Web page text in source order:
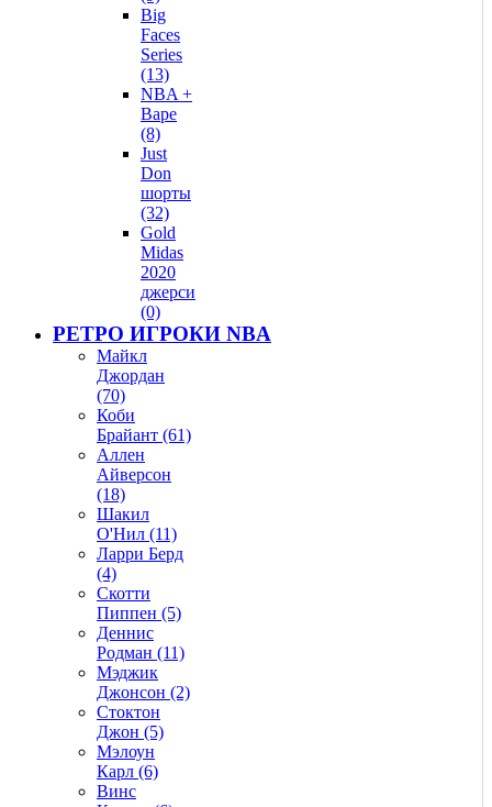
Big
Faces
Series
(13)
NBA +
Bape
(8)
Just
Don
шорты
(32)
Gold
Midas
2020
джерси
(0)
РЕТРО ИГРОКИ NBA
Майкл
Джордан
(70)
Коби
Брайант (61)
Аллен
Айверсон
(18)
Шакил
О'Нил (11)
Ларри Берд
(4)
Скотти
Пиппен (5)
Деннис
Родман (11)
Мэджик
Джонсон (2)
Стоктон
Джон (5)
Мэлоун
Карл (6)
Винс